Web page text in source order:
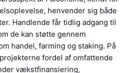
henvender sig både
Handlende får tidlig adgang til
de kan støtte gennem
handel, farming og staking. På
fordel af omfattende
vækstfinansiering,